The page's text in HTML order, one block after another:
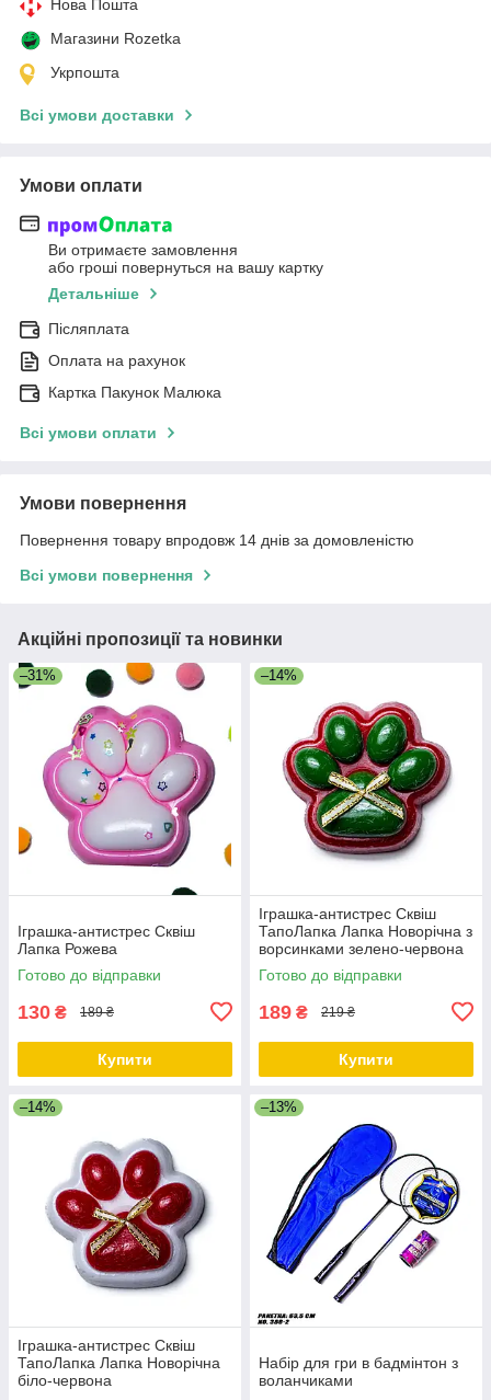
Нова Пошта
Магазини Rozetka
Укрпошта
Всі умови доставки
Умови оплати
Ви отримаєте замовлення
або гроші повернуться на вашу картку
Детальніше
Післяплата
Оплата на рахунок
Картка Пакунок Малюка
Всі умови оплати
Умови повернення
Повернення товару впродовж 14 днів за домовленістю
Всі умови повернення
Акційні пропозиції та новинки
–31%
Іграшка-антистрес Сквіш
Лапка Рожева
Готово до відправки
130 ₴ 189 ₴
Купити
–14%
Іграшка-антистрес Сквіш
ТапоЛапка Лапка Новорічна з
ворсинками зелено-червона
Готово до відправки
189 ₴ 219 ₴
Купити
–14%
Іграшка-антистрес Сквіш
ТапоЛапка Лапка Новорічна
біло-червона
–13%
Набір для гри в бадмінтон з
воланчиками